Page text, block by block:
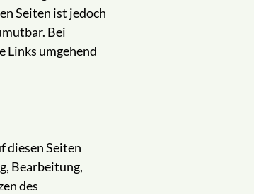
Seiten ist jedoch
Bei
Links umgehend
diesen Seiten
Bearbeitung,
des